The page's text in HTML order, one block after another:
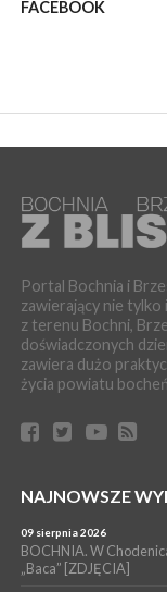
Z BOCHNI NA
projektowej
WYDARZENIA
rodziców
WYDARZENIA
06 sierpnia 2026
POWIAT BRZESKI.
samochodem
06 sierpnia 2026
06 sierpnia 2026
LIPNICA
FACEBOOK
Portal Bochnia i
zawierający nie tylko
z terenu Bochni,
doświadczonych
zawiera dużo
życia powiatu
NAJNOWSZE
09 sierpnia 2026
BOCHNIA. W
„Baca” [ZDJĘCIA]